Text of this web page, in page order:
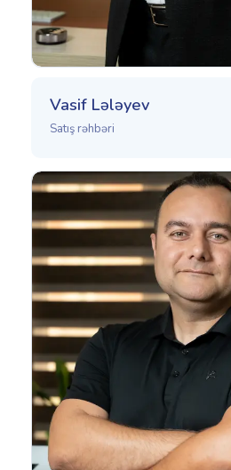
Vasif Lələyev
Satış rəhbəri